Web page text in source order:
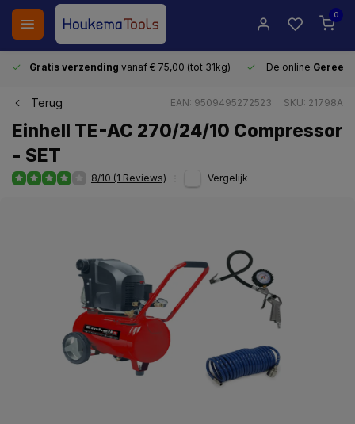
0
Gratis verzending vanaf € 75,00 (tot 31kg) De online
Terug EAN: 9509495272523 SKU: 21798A
Einhell TE-AC 270/24/10 Compressor
- SET
8/10 (1 Reviews) Vergelijk